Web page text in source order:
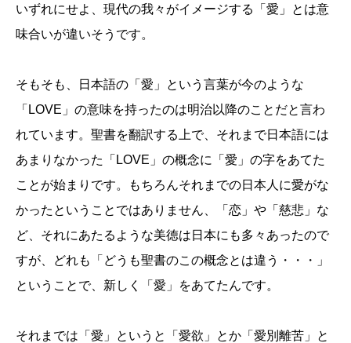
いずれにせよ、現代の我々がイメージする「愛」とは意
味合いが違いそうです。
そもそも、日本語の「愛」という言葉が今のような
「LOVE」の意味を持ったのは明治以降のことだと言わ
れています。聖書を翻訳する上で、それまで日本語には
あまりなかった「LOVE」の概念に「愛」の字をあてた
ことが始まりです。もちろんそれまでの日本人に愛がな
かったということではありません、「恋」や「慈悲」な
ど、それにあたるような美徳は日本にも多々あったので
すが、どれも「どうも聖書のこの概念とは違う・・・」
ということで、新しく「愛」をあてたんです。
それまでは「愛」というと「愛欲」とか「愛別離苦」と